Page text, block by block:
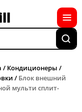
/ Кондиционеры /
/ Блок внешний
мульти сплит-